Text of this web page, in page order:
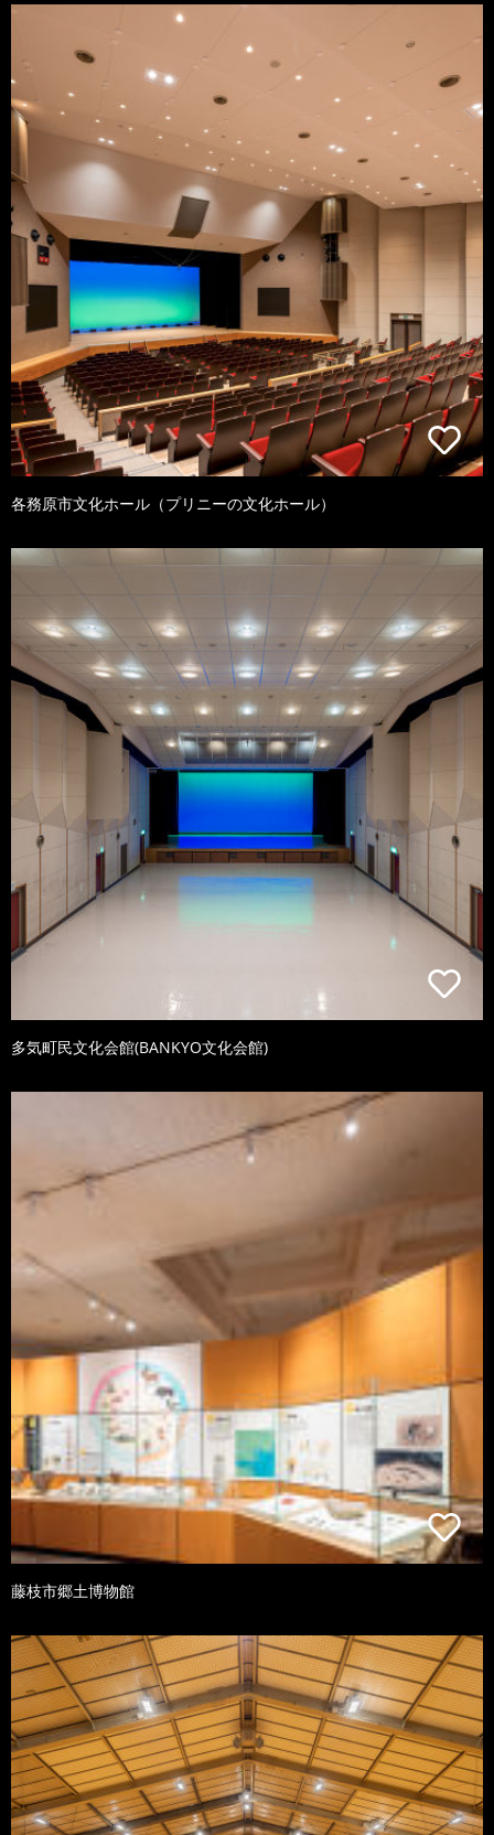
各務原市文化ホール（プリニーの文化ホール）
多気町民文化会館(BANKYO文化会館)
藤枝市郷土博物館